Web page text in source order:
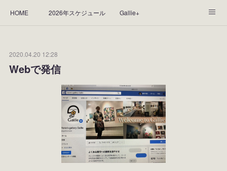
HOME 2026年スケジュール Gallie+
“Kasane Style Art”って？ Yorie's Tapestry Yorie's Goods
作品のレンタルについて 2025年足跡
2023*足跡 2022年の足あと
2020年あしあと 2019年足あと
2020.04.20 12:28
Webで発信